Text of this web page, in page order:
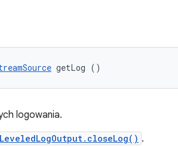
getLog ()
logowania.
.